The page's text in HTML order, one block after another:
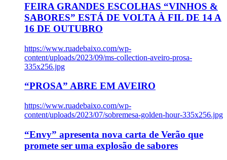
FEIRA GRANDES ESCOLHAS “VINHOS &
SABORES” ESTÁ DE VOLTA À FIL DE 14 A
16 DE OUTUBRO
https://www.ruadebaixo.com/wp-
content/uploads/2023/09/ms-collection-aveiro-prosa-
335x256.jpg
“PROSA” ABRE EM AVEIRO
https://www.ruadebaixo.com/wp-
content/uploads/2023/07/sobremesa-golden-hour-335x256.jpg
“Envy” apresenta nova carta de Verão que
promete ser uma explosão de sabores